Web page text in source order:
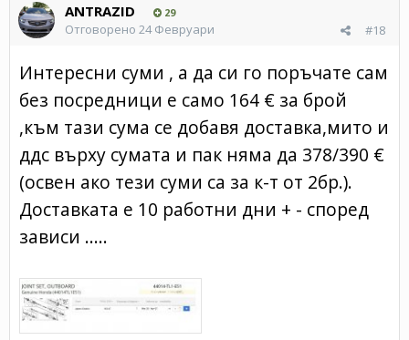
ANTRAZID 29
#18
Отговорено 24 Февруари
Интересни суми , а да си го поръчате сам
без посредници е само 164 € за брой
,към тази сума се добавя доставка,мито и
ддс върху сумата и пак няма да 378/390 €
(освен ако тези суми са за к-т от 2бр.).
Доставката е 10 работни дни + - според
зависи .....